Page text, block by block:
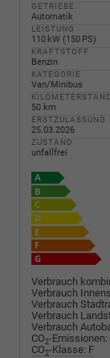
GETRIEBE
Automatik
LEISTUNG
110 kW (150 PS)
KRAFTSTOFF
Benzin
KATEGORIE
Van/Minibus
KILOMETERSTAND
50 km
ERSTZULASSUNG
25.03.2026
ZUSTAND
unfallfrei
Verbrauch
Verbrauch
Verbrauch
Verbrauch
Verbrauch
CO2-Emissionen:
CO2-Klasse: F